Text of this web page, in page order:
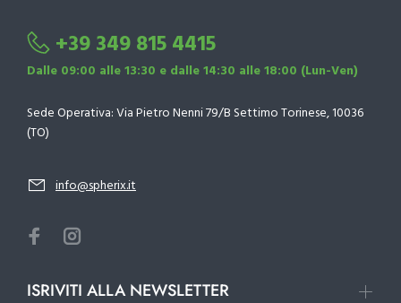
+39 349 815 4415
Dalle 09:00 alle 13:30 e dalle 14:30 alle 18:00 (Lun-Ven)
Sede Operativa: Via Pietro Nenni 79/B Settimo Torinese, 10036
(TO)
info@spherix.it
ISRIVITI ALLA NEWSLETTER